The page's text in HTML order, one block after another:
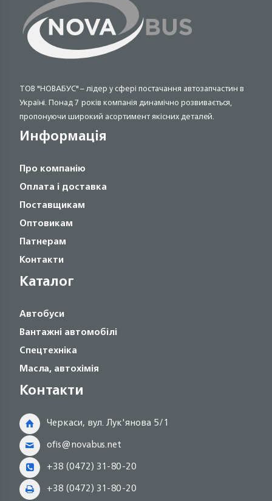
ТОВ "НОВАБУС" – лідер у сфері постачання автозапчастин в
Україні. Понад 7 років компанія динамічно розвивається,
пропонуючи широкий асортимент якісних деталей.
Информація
Про компанію
Оплата і доставка
Поставщикам
Оптовикам
Патнерам
Контакти
Каталог
Автобуси
Вантажні автомобілі
Спецтехніка
Масла, автохімія
Контакти
Черкаси, вул. Лук'янова 5/1
ofis@novabus.net
+38 (0472) 31-80-20
+38 (0472) 31-80-20